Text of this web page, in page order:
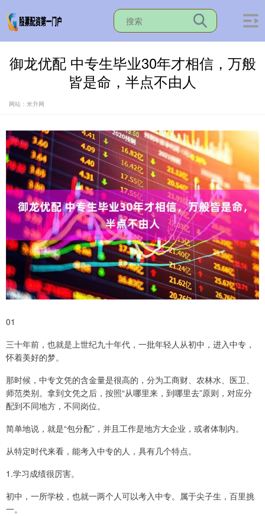
御龙优配 中专生毕业30年才相信，万般
皆是命，半点不由人
网站：米升网
01
三十年前，也就是上世纪九十年代，一批年轻人从初中，进入中专，
怀着美好的梦。
那时候，中专文凭的含金量是很高的，分为工商财、农林水、医卫、
师范类别。拿到文凭之后，按照“从哪里来，到哪里去”原则，对应分
配到不同地方，不同岗位。
简单地说，就是“包分配”，并且工作是地方大企业，或者体制内。
从特定时代来看，能考入中专的人，具有几个特点。
1.学习成绩很厉害。
初中，一所学校，也就一两个人可以考入中专。属于尖子生，百里挑
一。